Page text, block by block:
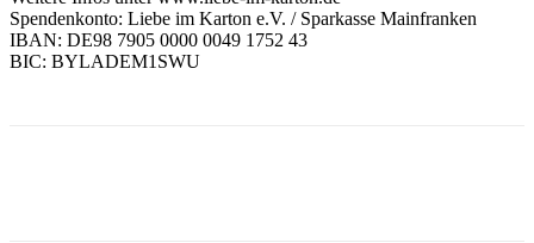
Spendenkonto: Liebe im Karton e.V. / Sparkasse Mainfranken
IBAN: DE98 7905 0000 0049 1752 43
BIC: BYLADEM1SWU